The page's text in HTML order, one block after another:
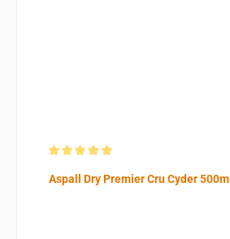
Aspall Dry Premier Cru Cyder 500ml